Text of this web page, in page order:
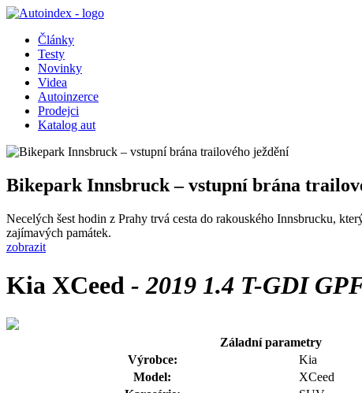
Články
Testy
Novinky
Videa
Autoinzerce
Prodejci
Katalog aut
Bikepark Innsbruck – vstupní brána
Necelých šest hodin z Prahy trvá cesta do rakouského Innsbrucku,
zajímavých památek.
zobrazit
Kia XCeed - 2019 1.4 T-GDI
Záladní parametry
Výrobce:
Kia
Model:
XCeed